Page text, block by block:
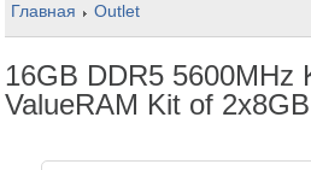
Главная Outlet
16GB DDR5 5600MHz
ValueRAM Kit of 2x8GB